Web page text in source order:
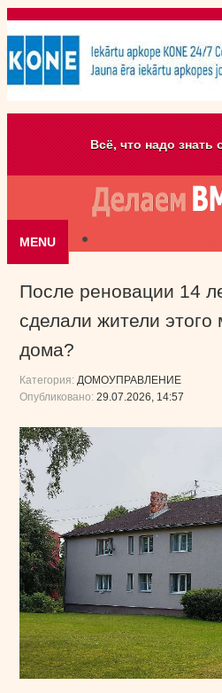
Всё, что надо знать
MENU
После реновации 14
сделали жители этого
дома?
Категория: ДОМОУПРАВЛЕНИЕ
Опубликовано: 29.07.2026, 14:57